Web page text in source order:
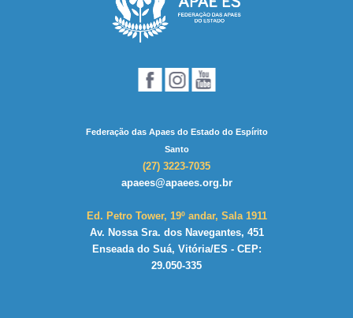
Federação das Apaes do Estado do Espírito
Santo
(27) 3223-7035
apaees@apaees.org.br
Ed. Petro Tower, 19º andar, Sala 1911
Av. Nossa Sra. dos Navegantes, 451
Enseada do Suá, Vitória/ES - CEP:
29.050-335